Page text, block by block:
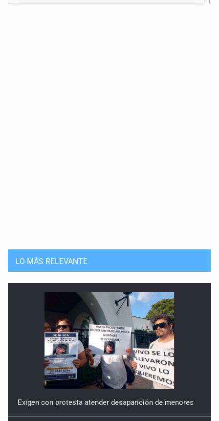
El mito de la masculinidad perdida
14 de Abril de 2026
24 de Marzo de 2026
Subsidio sin seguridad
17 de Febrero de 2026
La falacia meninista
10 de Febrero de 2026
Reconocer también es retribuir
LO MÁS RELEVANTE
Exigen con protesta atender desaparición de menores